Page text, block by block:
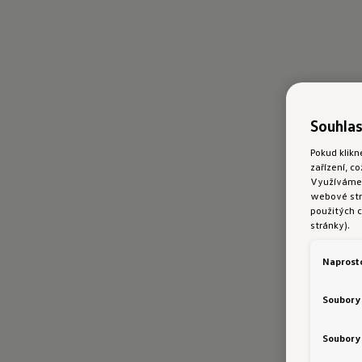
Pokud
zařízení,
webové
použitých
stránky).